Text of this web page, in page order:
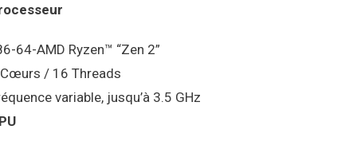
64-AMD Ryzen™ “Zen 2”
/ 16 Threads
variable, jusqu’à 3.5 GHz